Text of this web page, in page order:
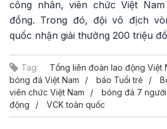
công nhân, viên chức Việt
đồng. Trong đó, đội vô địch
quốc nhận giải thưởng 200 triệu
Tag: Tổng liên đoàn lao động Việt
bóng đá Việt Nam
báo Tuổi trẻ
viên chức Việt Nam
bóng đá 7 người
động
VCK toàn quốc